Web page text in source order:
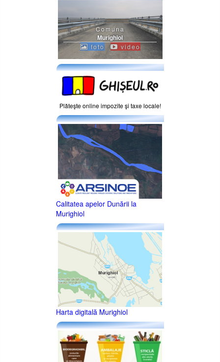
Comuna
Murighiol
foto video
Plăteşte online impozite şi taxe locale!
Calitatea apelor Dunării la
Murighiol
Harta digitală Murighiol